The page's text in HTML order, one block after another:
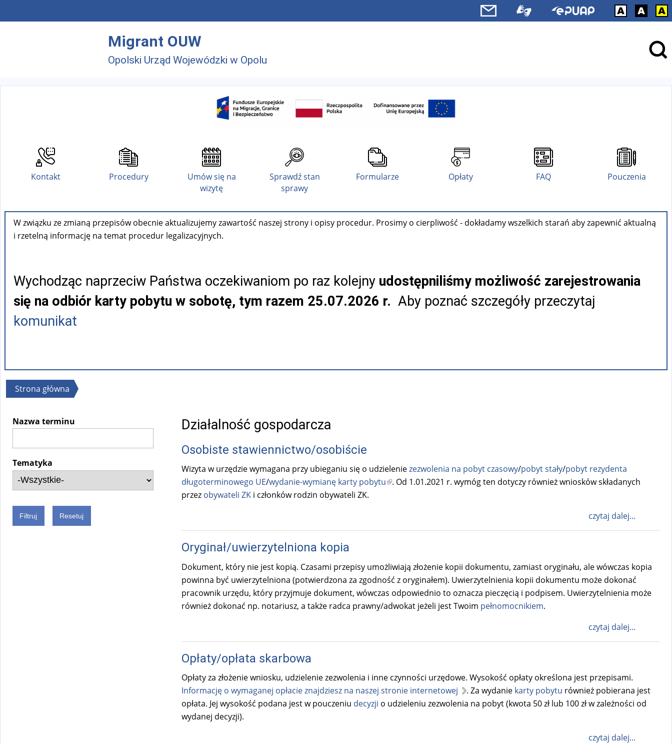
Migrant OUW
Opolski Urząd Wojewódzki w Opolu
Kontakt Procedury
Umów się na
wizytę
Sprawdź stan
sprawy
Formularze Opłaty FAQ Pouczenia
W związku ze zmianą przepisów obecnie aktualizujemy zawartość naszej strony i opisy procedur. Prosimy o cierpliwość - dokładamy wszelkich starań aby zapewnić aktualną
i rzetelną informację na temat procedur legalizacyjnych.
Wychodząc naprzeciw Państwa oczekiwaniom po raz kolejny udostępniliśmy możliwość zarejestrowania
się na odbiór karty pobytu w sobotę, tym razem 25.07.2026 r. Aby poznać szczegóły przeczytaj
komunikat
Jesteś
Strona główna
Nazwa terminu
Tematyka
Działalność gospodarcza
Osobiste stawiennictwo/osobiście
Wizyta w urzędzie wymagana przy ubieganiu się o udzieleniezezwolenia na pobyt czasowy/pobyt stały/pobyt rezydenta
długoterminowego UE/wydanie-wymianę karty pobytu(
k
e
x
t
e
)
. Od 1.01.2021 r. wymóg ten dotyczy również wniosków składanych
przez obywateli ZKi członków rodzin obywateli ZK.
czytaj dalej...
Oryginał/uwierzytelniona kopia
Dokument, który nie jest kopią. Czasami przepisy umożliwiają złożenie kopii dokumentu, zamiast oryginału, ale wówczas kopia
powinna być uwierzytelniona (potwierdzona za zgodność z oryginałem). Uwierzytelnienia kopii dokumentu może dokonać
pracownik urzędu, który przyjmuje dokument, wówczas odpowiednio to oznacza pieczęcią i podpisem. Uwierzytelnienia może
również dokonać np. notariusz, a także radca prawny/adwokat jeżeli jest Twoim pełnomocnikiem.
czytaj dalej...
Opłaty/opłata skarbowa
Opłaty za złożenie wniosku, udzielenie zezwolenia i inne czynności urzędowe. Wysokość opłaty określona jest przepisami.
Informację o wymaganej opłacie znajdziesz na naszej stronie internetowej
. Za wydanie karty pobytu również pobierana jest
opłata. Jej wysokość podana jest w pouczeniu decyzji o udzieleniu zezwolenia na pobyt (kwota 50 zł lub 100 zł w zależności od
wydanej decyzji).
czytaj dalej...